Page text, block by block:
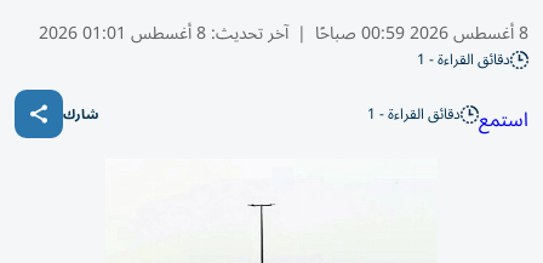
8 أغسطس 2026 00:59 صباحًا | آخر تحديث:8 أغسطس 01:01 2026
دقائق القراءة - 1
استمع دقائق القراءة - 1 شارك